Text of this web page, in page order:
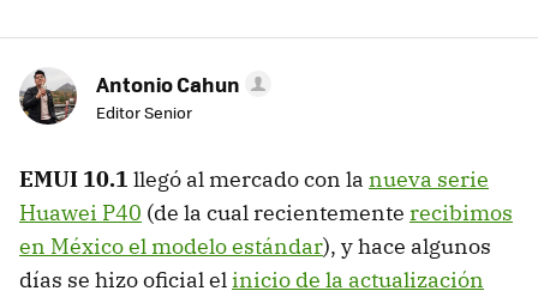
Antonio Cahun
Editor Senior
EMUI 10.1 llegó al mercado con la nueva serie
Huawei P40 (de la cual recientemente recibimos
en México el modelo estándar), y hace algunos
días se hizo oficial el inicio de la actualización